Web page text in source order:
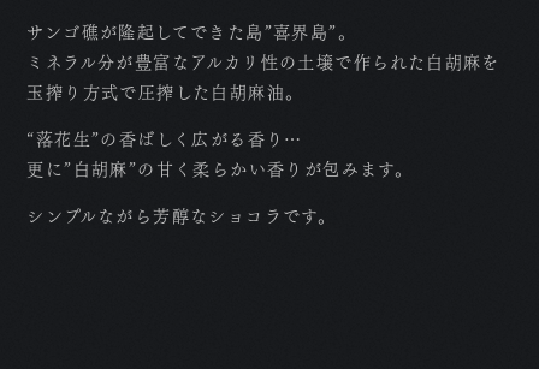
サンゴ礁が隆起してできた島”喜界島”。
ミネラル分が豊富なアルカリ性の土壌で作られた白胡麻を
玉搾り方式で圧搾した白胡麻油。
“落花生”の香ばしく広がる香り…
更に”白胡麻”の甘く柔らかい香りが包みます。
シンプルながら芳醇なショコラです。